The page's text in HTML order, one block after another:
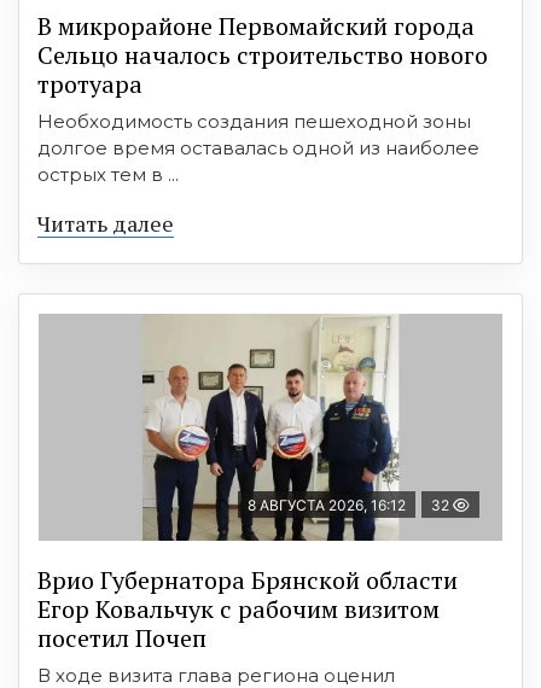
В микрорайоне Первомайский города
Сельцо началось строительство нового
тротуара
Необходимость создания пешеходной зоны
долгое время оставалась одной из наиболее
острых тем в ...
Читать далее
8 АВГУСТА 2026, 16:12 32
Врио Губернатора Брянской области
Егор Ковальчук с рабочим визитом
посетил Почеп
В ходе визита глава региона оценил